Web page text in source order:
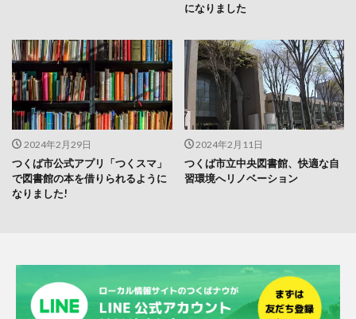
になりました
2024年2月29日
つくば市公式アプリ「つくスマ」
で図書館の本を借りられるように
なりました!
2024年2月11日
つくば市立中央図書館、快適な自
習環境へリノベーション